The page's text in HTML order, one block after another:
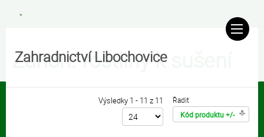
Zahradnictví Libochovice
Záhon. rostliny k sušení
Řadit
Kód produktu +/-
Výsledky 1 - 11 z 11